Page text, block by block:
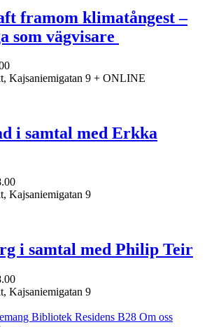
framom klimatångest –
som vägvisare
Kajsaniemigatan 9 + ONLINE
i samtal med Erkka
Kajsaniemigatan 9
i samtal med Philip Teir
Kajsaniemigatan 9
Bibliotek Residens B28 Om oss